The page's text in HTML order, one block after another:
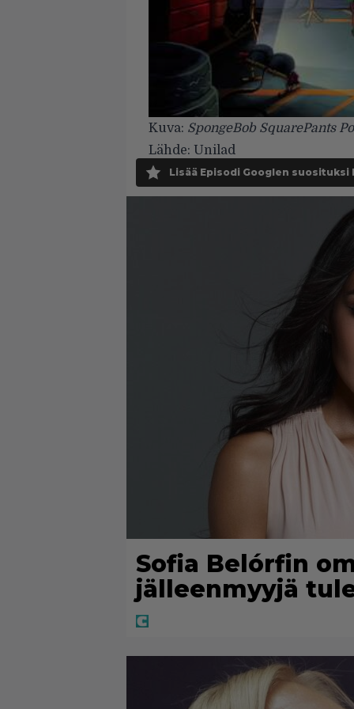
Kuva: SpongeBob SquarePants
Lähde: Unilad
Lisää Episodi Googlen suosituksi
Sofia Belórfin
jälleenmyyjä